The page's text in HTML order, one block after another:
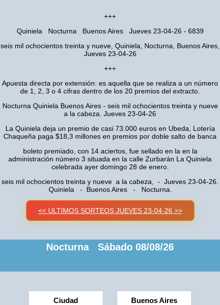
+++
Quiniela Nocturna Buenos Aires Jueves 23-04-26 - 6839
seis mil ochocientos treinta y nueve, Quiniela, Nocturna, Buenos Aires,
Jueves 23-04-26
+++
Apuesta directa por extensión: es aquella que se realiza a un número
de 1, 2, 3 o 4 cifras dentro de los 20 premios del extracto.
Nocturna Quiniela Buenos Aires - seis mil ochocientos treinta y nueve
a la cabeza. Jueves 23-04-26
La Quiniela deja un premio de casi 73.000 euros en Ubeda, Lotería
Chaqueña paga $18,3 millones en premios por doble salto de banca
boleto premiado, con 14 aciertos, fue sellado en la en la
administración número 3 situada en la calle Zurbarán La Quiniela
celebrada ayer domingo 28 de enero.
seis mil ochocientos treinta y nueve a la cabeza, - Jueves 23-04-26.
Quiniela - Buenos Aires - Nocturna.
<< ULTIMOS SORTEOS JUEVES 23-04-26 >>
Nocturna Sábado 08/08/26
Ciudad Buenos Aires